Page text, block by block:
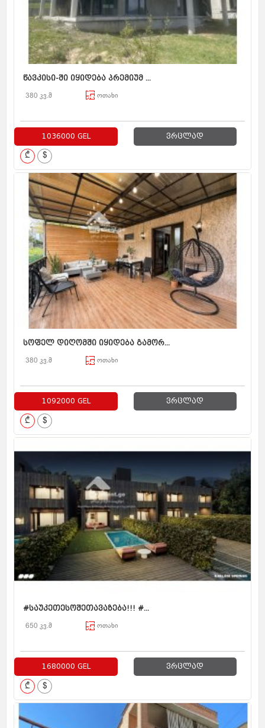
წავკისი-ში იყიდება პრემიუმ ...
380 კვ.მ ოთახი
1036000 GEL ვრცლად
₾ $
სოფელ დიღომში იყიდება გამორ...
380 კვ.მ ოთახი
1092000 GEL ვრცლად
₾ $
#საუკეთესოშეთავაზება!!! #...
650 კვ.მ ოთახი
1680000 GEL ვრცლად
₾ $